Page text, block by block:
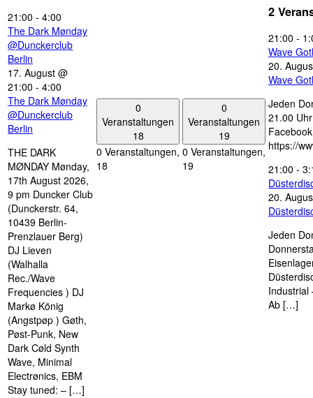
21:00 - 4:00
The Dark Mønday
@Dunckerclub
Berlin
17. August @
21:00 - 4:00
The Dark Mønday
@Dunckerclub
Berlin
THE DARK
MØNDAY Mønday,
17th August 2026,
9 pm Duncker Club
(Dunckerstr. 64,
10439 Berlin-
Prenzlauer Berg)
DJ Lieven
(Walhalla
Rec./Wave
Frequencies ) DJ
Markø König
(Angstpøp ) Gøth,
Pøst-Punk, New
Dark Cøld Synth
Wave, Minimal
Electrønics, EBM
Stay tuned: – […]
0
Veranstaltungen
18
0 Veranstaltungen,
18
0
Veranstaltungen
19
0 Veranstaltungen,
19
2
21:00 -
Wave
20.
Wave
Jeden
21.00
https://
21:00 -
20.
Jeden
Industrial
Ab […]